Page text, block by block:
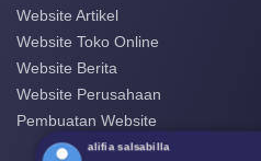
Website Artikel
Website Toko Online
Website Berita
Website Perusahaan
Pembuatan Website